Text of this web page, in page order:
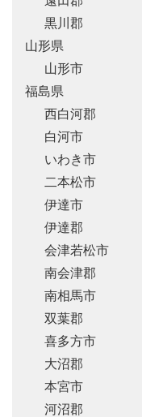
黒川郡
山形県
山形市
福島県
西白河郡
白河市
いわき市
二本松市
伊達市
伊達郡
会津若松市
南会津郡
南相馬市
双葉郡
喜多方市
大沼郡
本宮市
河沼郡